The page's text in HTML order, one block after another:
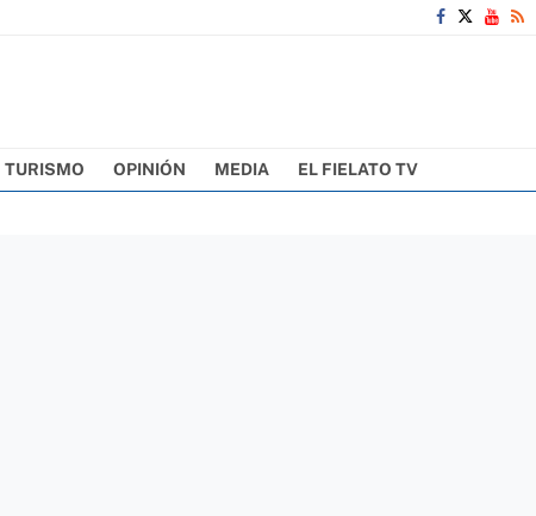
TURISMO OPINIÓN MEDIA EL FIELATO TV